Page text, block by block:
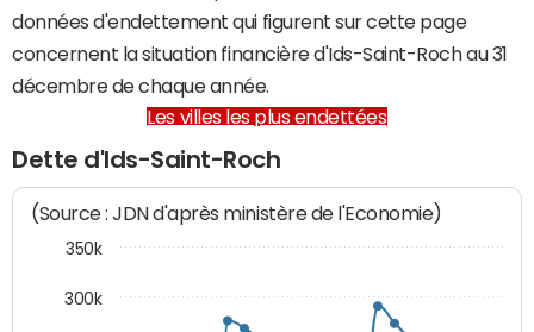
données d'endettement qui figurent sur cette page
concernent la situation financière d'Ids-Saint-Roch au 31
décembre de chaque année.
Les villes les plus endettées
Dette d'Ids-Saint-Roch
(Source : JDN d'après ministère de l'Economie)
300k
350k